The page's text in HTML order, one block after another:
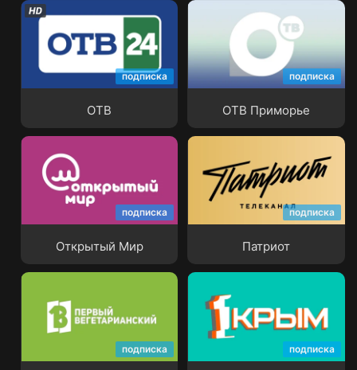
подписка
ОТВ
ОТВ
подписка
ОТВ Приморье
ОТВ Приморье
подписка
Открытый Мир
подписка
Патриот
подписка
Первый вегетарианский подписка
Первый Крымский